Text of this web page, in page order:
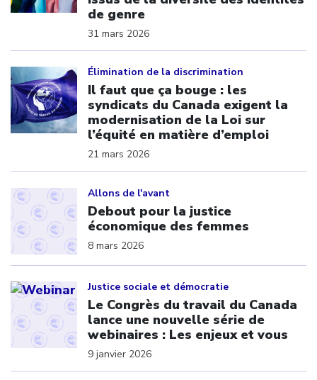
de genre
31 mars 2026
Élimination de la discrimination
Il faut que ça bouge : les
syndicats du Canada exigent la
modernisation de la Loi sur
l’équité en matière d’emploi
21 mars 2026
Allons de l'avant
Debout pour la justice
économique des femmes
8 mars 2026
Justice sociale et démocratie
Le Congrès du travail du Canada
lance une nouvelle série de
webinaires : Les enjeux et vous
9 janvier 2026